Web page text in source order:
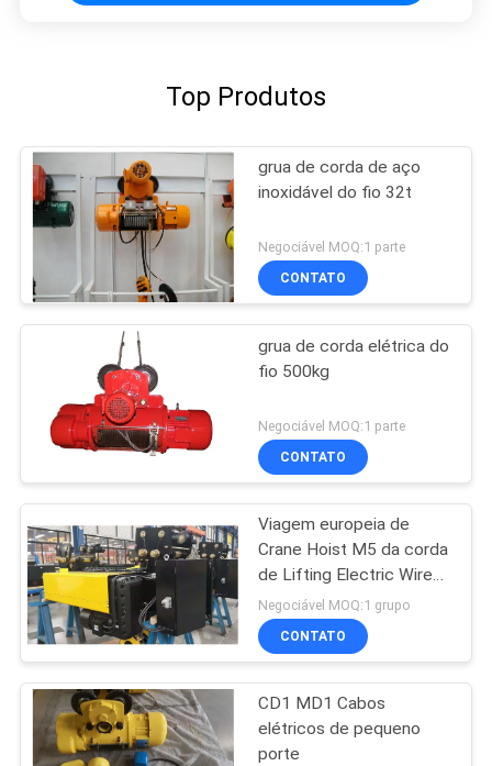
Top Produtos
grua de corda de aço
inoxidável do fio 32t
Negociável MOQ:1 parte
CONTATO
grua de corda elétrica do
fio 500kg
Negociável MOQ:1 parte
CONTATO
Viagem europeia de
Crane Hoist M5 da corda
de Lifting Electric Wire
do modelo
Negociável MOQ:1 grupo
CONTATO
CD1 MD1 Cabos
elétricos de pequeno
porte